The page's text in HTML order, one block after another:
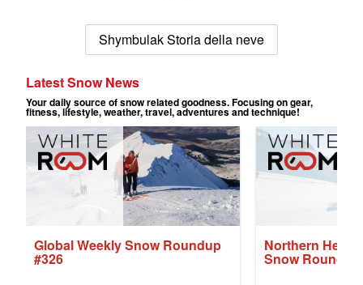
Shymbulak Storia della neve